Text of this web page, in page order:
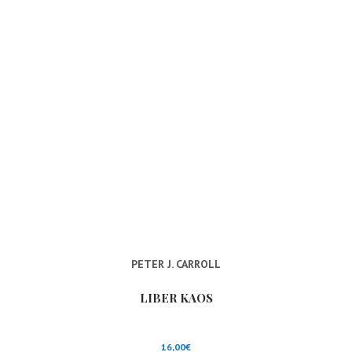
PETER J. CARROLL
LIBER KAOS
16,00€